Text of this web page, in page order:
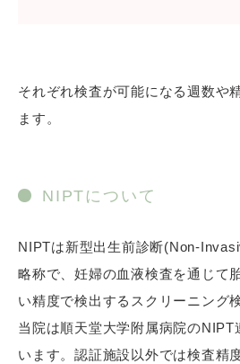
それぞれ検査が可能になる週数や
ます。
NIPTについて
NIPTは新型出生前診断(Non-
略称で、妊婦の血液検査を通じて
い精度で検出するスクリーニング
当院は順天堂大学附属病院のNIPT
います。認証施設以外では検査精
次のトークにて「予約画面を開く
い。